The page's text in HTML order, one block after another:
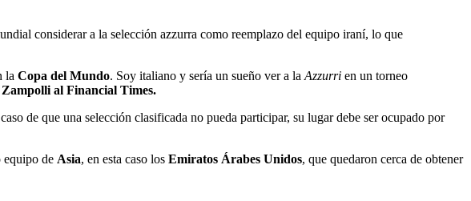
considerar a la selección azzurra como reemplazo del equipo iraní, lo que
la Copa del Mundo. Soy italiano y sería un sueño ver a la Azzurri en un torneo
Zampolli al Financial Times.
de que una selección clasificada no pueda participar, su lugar debe ser ocupado por
equipo de Asia, en esta caso los Emiratos Árabes Unidos, que quedaron cerca de obtener